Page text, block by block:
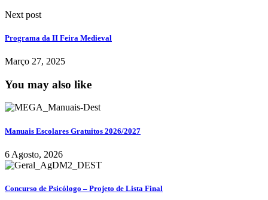
Next post
Programa da II Feira Medieval
Março 27, 2025
You may also like
Manuais Escolares Gratuitos 2026/2027
6 Agosto, 2026
Concurso de Psicólogo – Projeto de Lista Final